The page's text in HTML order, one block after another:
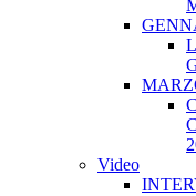
Video